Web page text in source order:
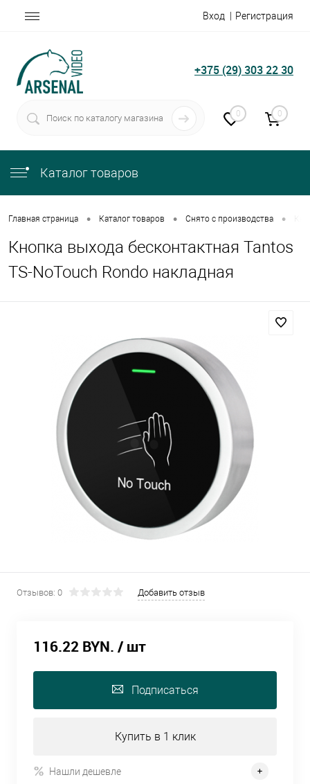
Вход Регистрация
+375 (29) 303 22 30
0 0
Каталог товаров
Главная страница • Каталог товаров • Снято с производства •
Кнопка выхода бесконтактная Tantos
TS-NoTouch Rondo накладная
Отзывов: 0 Добавить отзыв
116.22 BYN. / шт
Подписаться
Купить в 1 клик
Нашли дешевле